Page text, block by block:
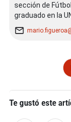
sección de
graduado en la
Te gustó este